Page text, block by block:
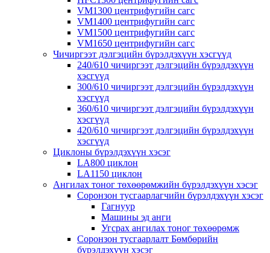
VM1300 центрифугийн сагс
VM1400 центрифугийн сагс
VM1500 центрифугийн сагс
VM1650 центрифугийн сагс
Чичиргээт дэлгэцийн бүрэлдэхүүн хэсгүүд
240/610 чичиргээт дэлгэцийн бүрэлдэхүүн
хэсгүүд
300/610 чичиргээт дэлгэцийн бүрэлдэхүүн
хэсгүүд
360/610 чичиргээт дэлгэцийн бүрэлдэхүүн
хэсгүүд
420/610 чичиргээт дэлгэцийн бүрэлдэхүүн
хэсгүүд
Циклоны бүрэлдэхүүн хэсэг
LA800 циклон
LA1150 циклон
Ангилах тоног төхөөрөмжийн бүрэлдэхүүн хэсэг
Соронзон тусгаарлагчийн бүрэлдэхүүн хэсэг
Гагнуур
Машины эд анги
Угсрах ангилах тоног төхөөрөмж
Соронзон тусгаарлалт Бөмбөрийн
бүрэлдэхүүн хэсэг